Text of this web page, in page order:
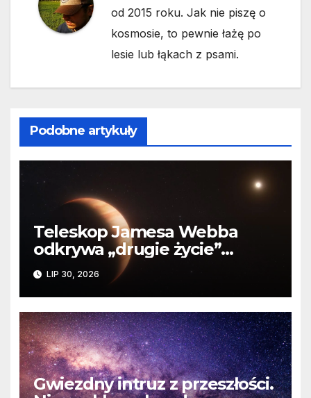
od 2015 roku. Jak nie piszę o
kosmosie, to pewnie łażę po
lesie lub łąkach z psami.
Podobne artykuły
Teleskop Jamesa Webba
odkrywa „drugie życie”
planety krążącej wokół
martwej gwiazdy
LIP 30, 2026
Gwiezdny intruz z przeszłości.